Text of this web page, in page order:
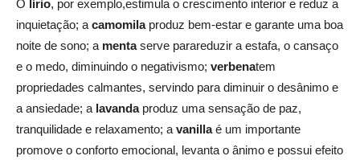
O lírio, por exemplo,estimula o crescimento interior e reduz a
inquietação; a camomila produz bem-estar e garante uma boa
noite de sono; a mentaserve parareduzir a estafa, o cansaço
e o medo, diminuindo o negativismo; verbenatem
propriedades calmantes, servindo para diminuir o desânimo e
a ansiedade; a lavandaproduz uma sensação de paz,
tranquilidade e relaxamento; a vanillaé um importante
promove o conforto emocional, levanta o ânimo e possui efeito